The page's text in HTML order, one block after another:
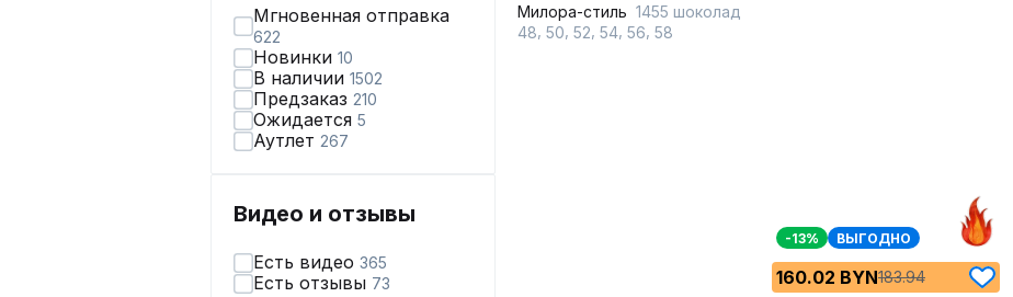
Мгновенная отправка
622
Новинки 10
В наличии 1502
Предзаказ 210
Ожидается 5
Аутлет 267
Видео и отзывы
Есть видео 365
Есть отзывы 73
Милора-стиль 1455 шоколад
48 50 52 54 56 58
-13% ВЫГОДНО
160.02 BYN183.94